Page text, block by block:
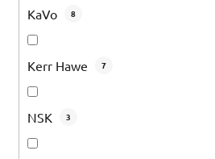
KaVo 8
Kerr Hawe 7
NSK 3